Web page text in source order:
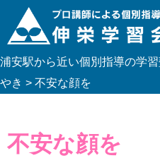
Skip
to
content
浦安駅から近い個別指導の学
やき > 不安な顔を
不安な顔を